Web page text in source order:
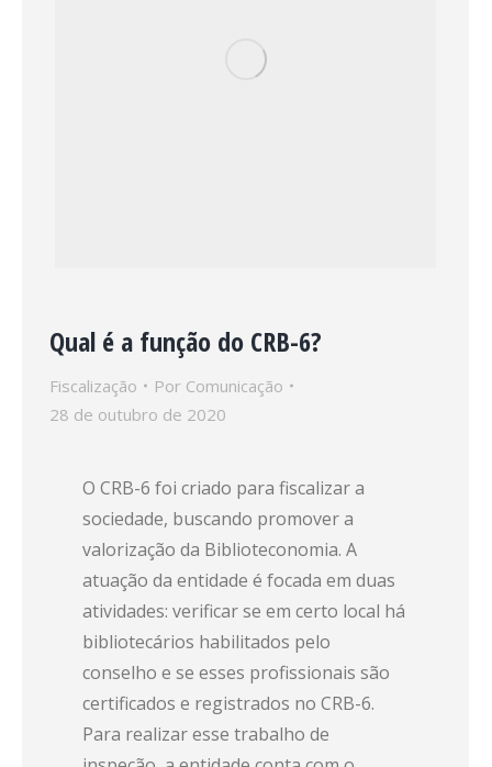
Qual é a função do CRB-6?
Fiscalização Por Comunicação
28 de outubro de 2020
O CRB-6 foi criado para fiscalizar a
sociedade, buscando promover a
valorização da Biblioteconomia. A
atuação da entidade é focada em duas
atividades: verificar se em certo local há
bibliotecários habilitados pelo
conselho e se esses profissionais são
certificados e registrados no CRB-6.
Para realizar esse trabalho de